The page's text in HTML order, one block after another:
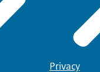
Privacy